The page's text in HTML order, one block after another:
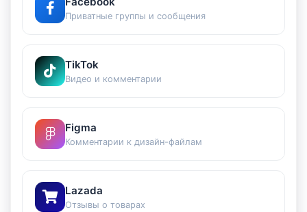
Приватные группы и сообщения
TikTok
Видео и комментарии
Figma
Комментарии к дизайн-файлам
Lazada
Отзывы о товарах